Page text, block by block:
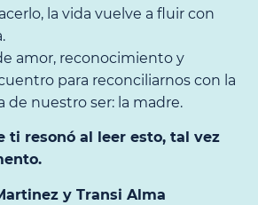
la vida vuelve a fluir con
amor, reconocimiento y
para reconciliarnos con la
de nuestro ser: la madre.
ti resonó al leer esto, tal vez
y Transi Alma